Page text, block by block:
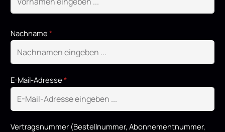
Nachname *
E-Mail-Adresse *
Vertragsnummer (Bestellnummer, Abonnementnummer,